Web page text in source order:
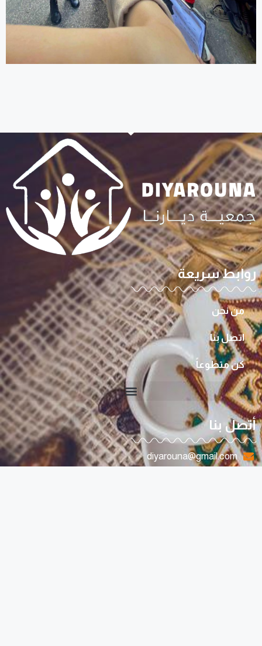
روابط سريعة
من نحن
اتصل بنا
كن متطوعاً
أتصل بنا
diyarouna@gmail.com